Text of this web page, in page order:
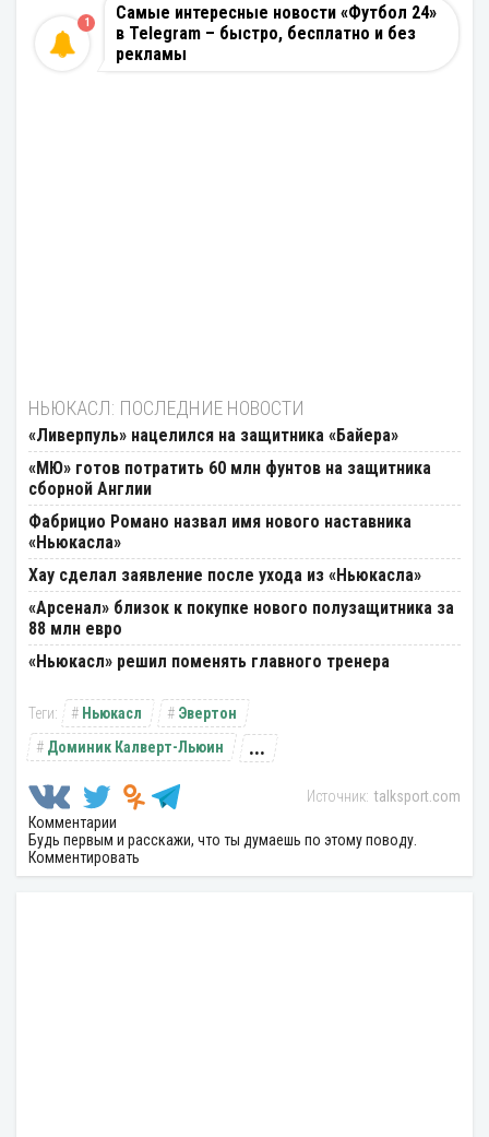
Самые интересные новости «Футбол 24»
в Telegram – быстро, бесплатно и без
рекламы
1
НЬЮКАСЛ: ПОСЛЕДНИЕ НОВОСТИ
«Ливерпуль» нацелился на защитника «Байера»
«МЮ» готов потратить 60 млн фунтов на защитника
сборной Англии
Фабрицио Романо назвал имя нового наставника
«Ньюкасла»
Хау сделал заявление после ухода из «Ньюкасла»
«Арсенал» близок к покупке нового полузащитника за
88 млн евро
«Ньюкасл» решил поменять главного тренера
Ньюкасл
Эвертон
Доминик Калверт-Льюин
...
talksport.com
Комментарии
Будь первым и расскажи, что ты думаешь по этому поводу.
Комментировать